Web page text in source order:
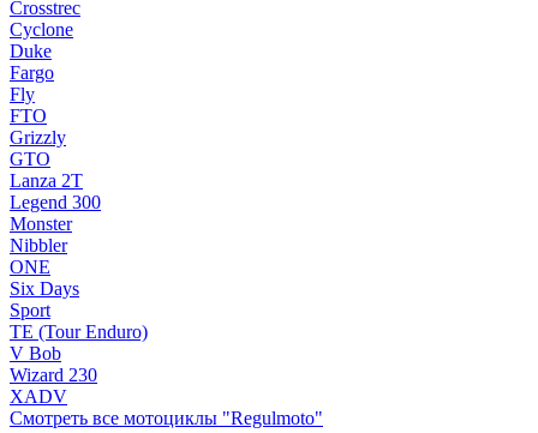
Crosstrec
Cyclone
Duke
Fargo
Fly
FTO
Grizzly
GTO
Lanza 2T
Legend 300
Monster
Nibbler
ONE
Six Days
Sport
TE (Tour Enduro)
V Bob
Wizard 230
XADV
Смотреть все мотоциклы "Regulmoto"